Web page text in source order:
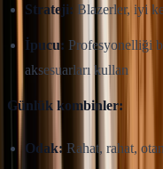
Strateji: Blazerler, iyi
İpucu: Profesyonelliği
aksesuarları kullan
Günlük kombinler:
Odak: Rahat, rahat,